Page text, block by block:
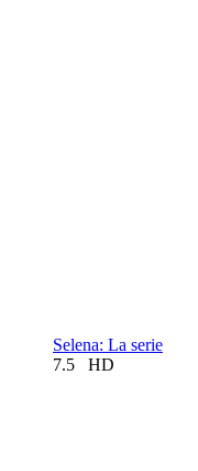
Selena: La serie
7.5
HD